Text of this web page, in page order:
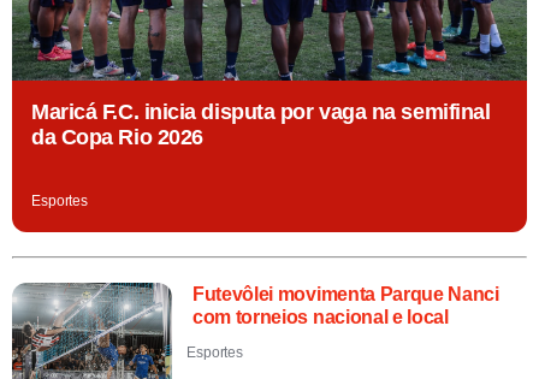
Maricá F.C. inicia disputa por vaga na semifinal
da Copa Rio 2026
Esportes
Futevôlei movimenta Parque Nanci
com torneios nacional e local
Esportes